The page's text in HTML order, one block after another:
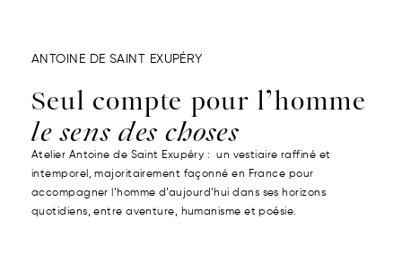
Seul compte pour l’homme
le sens des choses
Atelier Antoine de Saint Exupéry : un vestiaire raffiné et
intemporel, majoritairement façonné en France pour
accompagner l’homme d’aujourd’hui dans ses horizons
quotidiens, entre aventure, humanisme et poésie.
ANTOINE DE SAINT EXUPÉRY